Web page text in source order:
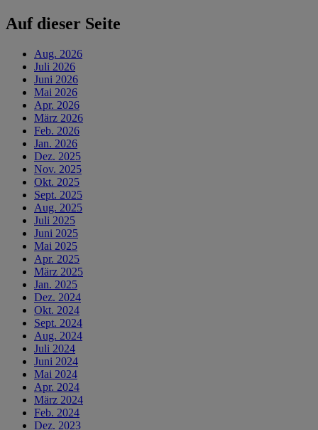
Auf dieser Seite
Aug. 2026
Juli 2026
Juni 2026
Mai 2026
Apr. 2026
März 2026
Feb. 2026
Jan. 2026
Dez. 2025
Nov. 2025
Okt. 2025
Sept. 2025
Aug. 2025
Juli 2025
Juni 2025
Mai 2025
Apr. 2025
März 2025
Jan. 2025
Dez. 2024
Okt. 2024
Sept. 2024
Aug. 2024
Juli 2024
Juni 2024
Mai 2024
Apr. 2024
März 2024
Feb. 2024
Dez. 2023